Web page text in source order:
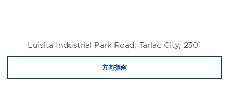
Luisita Industrial Park Road, Tarlac City, 2301
方向指南